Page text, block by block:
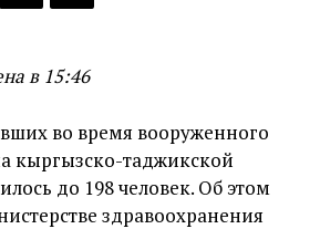
в 15:46
во время вооруженного
кыргызско-таджикской
до 198 человек. Об этом
здравоохранения